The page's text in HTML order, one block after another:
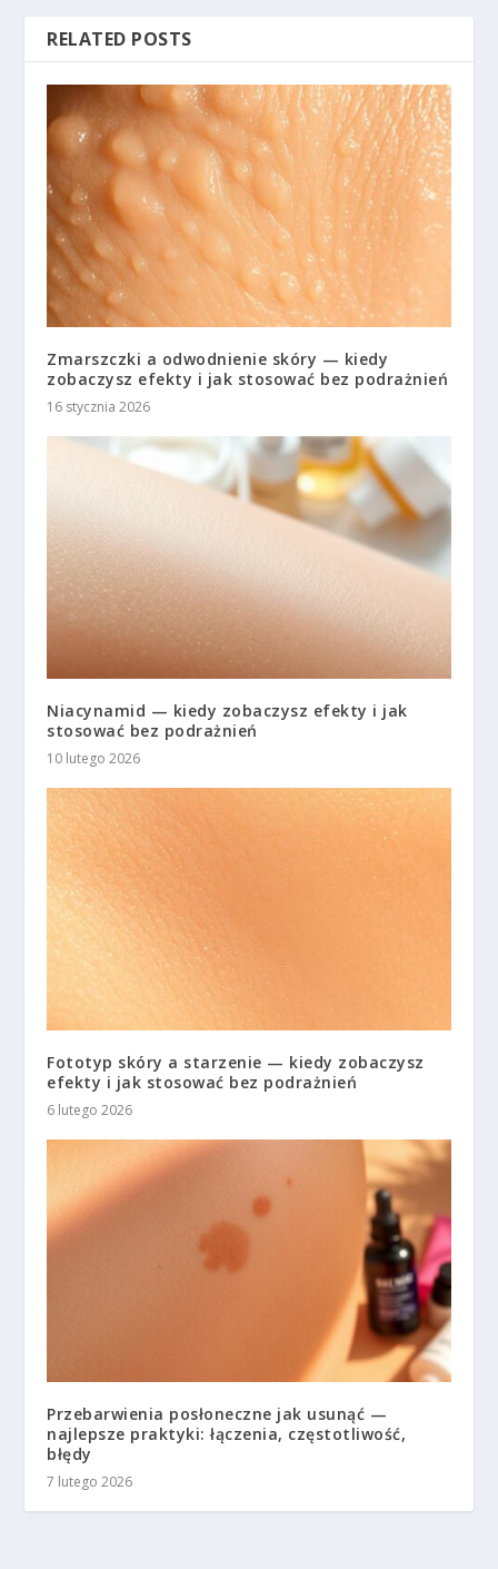
RELATED POSTS
Zmarszczki a odwodnienie skóry — kiedy
zobaczysz efekty i jak stosować bez podrażnień
16 stycznia 2026
Niacynamid — kiedy zobaczysz efekty i jak
stosować bez podrażnień
10 lutego 2026
Fototyp skóry a starzenie — kiedy zobaczysz
efekty i jak stosować bez podrażnień
6 lutego 2026
Przebarwienia posłoneczne jak usunąć —
najlepsze praktyki: łączenia, częstotliwość,
błędy
7 lutego 2026